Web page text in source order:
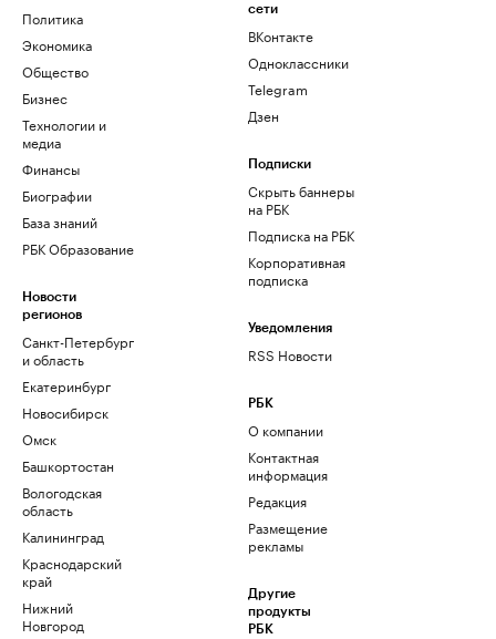
Политика
Экономика
Общество
Бизнес
Технологии и
медиа
Финансы
Биографии
База знаний
РБК Образование
Новости
регионов
Санкт-Петербург
и область
Екатеринбург
Новосибирск
Омск
Башкортостан
Вологодская
область
Калининград
Краснодарский
край
Нижний
Новгород
сети
ВКонтакте
Одноклассники
Telegram
Дзен
Подписки
Скрыть баннеры
на РБК
Подписка на РБК
Корпоративная
подписка
Уведомления
RSS Новости
РБК
О компании
Контактная
информация
Редакция
Размещение
рекламы
Другие
продукты
РБК